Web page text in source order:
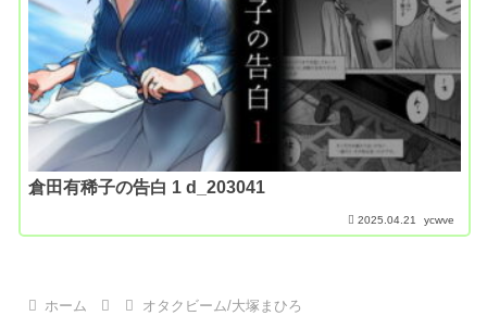
倉田有稀子の告白 1 d_203041
2025.04.21 ycwve
ホーム オタクビーム/大塚まひろ